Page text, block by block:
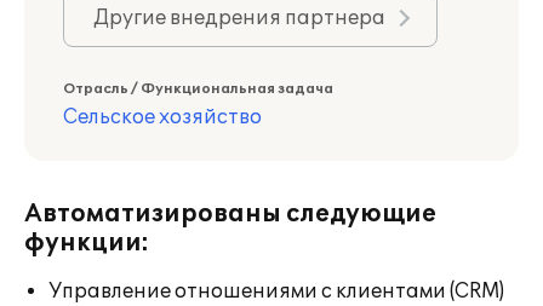
Другие внедрения партнера
Отрасль / Функциональная задача
Сельское хозяйство
Автоматизированы следующие
функции:
Управление отношениями с клиентами (CRM)